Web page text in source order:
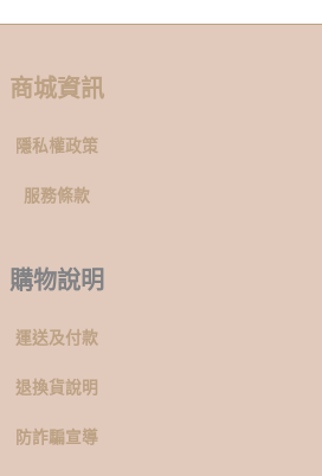
商城資訊
隱私權政策
服務條款
購物說明
運送及付款
退換貨說明
防詐騙宣導